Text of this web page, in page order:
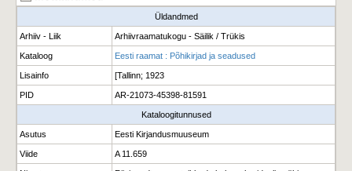
Üldandmed
Arhiiv - Liik Arhiivraamatukogu - Säilik / Trükis
Kataloog Eesti raamat : Põhikirjad ja seadused
Lisainfo [Tallinn; 1923
PID AR-21073-45398-81591
Kataloogitunnused
Asutus Eesti Kirjandusmuuseum
Viide A 11.659